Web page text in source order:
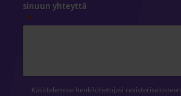
sinuun yhteyttä
Käsittelemme henkilötietojasi